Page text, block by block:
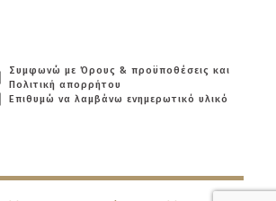
Συμφωνώ με Όρους & προϋποθέσεις και
Πολιτική απορρήτου
Επιθυμώ να λαμβάνω ενημερωτικό υλικό